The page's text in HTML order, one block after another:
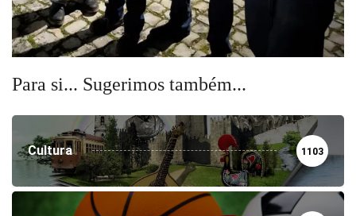
Para si... Sugerimos também...
Cultura 1103